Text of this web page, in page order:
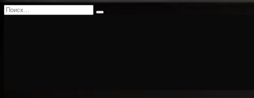
Перейти
Search